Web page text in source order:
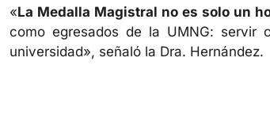
«La Medalla Magistral no es solo un
como egresados de la UMNG:
universidad», señaló la Dra. Hernández.